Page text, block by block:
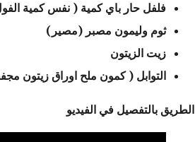
فلفل حار باي كمية ( نفس كمية
ثوم وليمون مصبر (مصير)
زيت الزيتون
التوابل ( كمون ملح اوراق زيتون
الطريق بالتفصيل في الفيديو